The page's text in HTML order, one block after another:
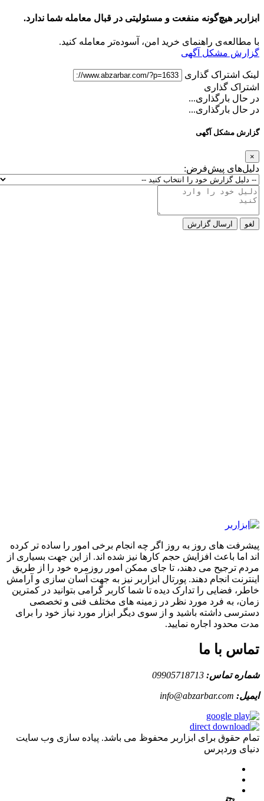
ابزاربر هیچ‌گونه منفعت و مسئولیتی در قبال معامله شما ندارد.
با مطالعه‌ی راهنمای خرید امن، آسوده‌تر معامله کنید.
گزارش مشکل آگهی
لینک اشتراک گذاری
اشتراک گذاری
در حال بارگذاری...
در حال بارگذاری...
گزارش مشکل آگهی
×
دلیل‌های پیش‌فرض:
لغو ارسال گزارش
پیشرفت های روز به روز اگر چه انجام برخی امور را ساده تر کرده
اند اما باعث افزایش حجم کارها نیز شده اند. از این جهت بسیاری از
مردم ترجیح می دهند، تا جای ممکن امور روزمره خود را از طریق
اینترنت انجام دهند. پورتال ابزاربر نیز به جهت آسان سازی و آرامش
خاطر، فضایی را تدارک دیده تا شما کاربر گرامی بتوانید در کمترین
زمان، به فرد مورد نظر در زمینه های مختلف فنی و تخصصی
دسترسی داشته باشید و از سوی دیگر ابزار مورد نیاز خود را برای
مدت محدود اجاره نمایید.
تماس با ما
شماره تماس: 09905718713
ایمیل: info@abzarbar.com
تمام حقوق برای ابزاربر محفوظ می باشد. پیاده سازی وب سایت
دنیای وردپرس